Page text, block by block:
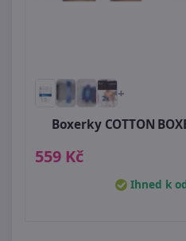
+
Boxerky COTTON
559 Kč
Ihned k